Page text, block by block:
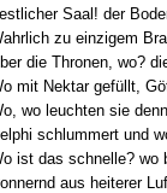
Saal! der
zu einzigem
die Thronen, wo?
mit Nektar gefüllt,
wo leuchten sie
schlummert und
ist das schnelle? wo
aus heiterer